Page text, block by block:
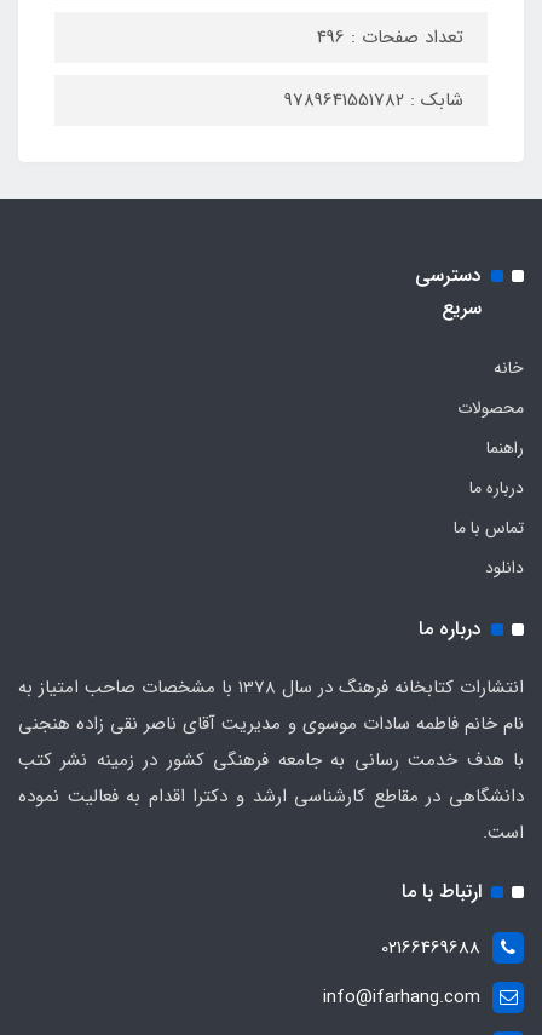
تعداد صفحات : 496
شابک : 9789641551782
دسترسی
سریع
خانه
محصولات
راهنما
درباره ما
تماس با ما
دانلود
درباره ما
انتشارات کتابخانه فرهنگ در سال 1378 با مشخصات صاحب امتیاز به
نام خانم فاطمه سادات موسوی و مدیریت آقای ناصر نقی زاده هنجنی
با هدف خدمت رسانی به جامعه فرهنگی کشور در زمینه نشر کتب
دانشگاهی در مقاطع کارشناسی ارشد و دکترا اقدام به فعالیت نموده
است.
ارتباط با ما
02166469688
info@ifarhang.com